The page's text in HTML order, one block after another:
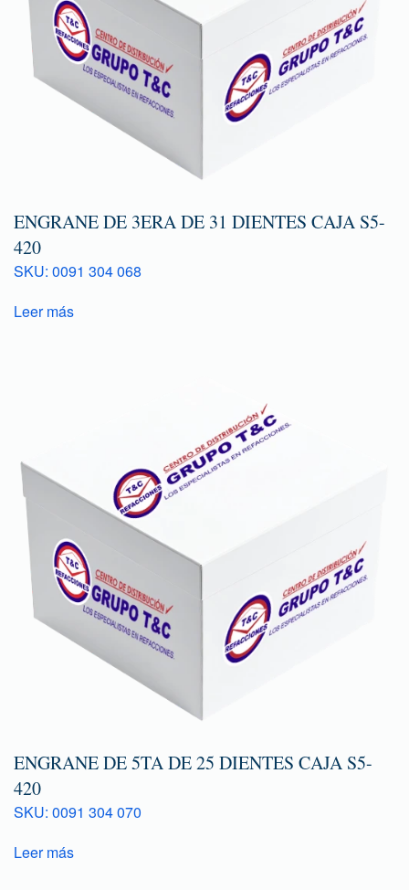
ENGRANE DE 3ERA DE 31 DIENTES CAJA S5-
420
SKU: 0091 304 068
Leer más
ENGRANE DE 5TA DE 25 DIENTES CAJA S5-
420
SKU: 0091 304 070
Leer más